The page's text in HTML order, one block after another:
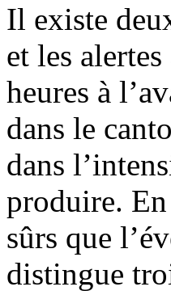
Il existe
et les
heures à
dans le
dans
produire. En
sûrs que
distingue